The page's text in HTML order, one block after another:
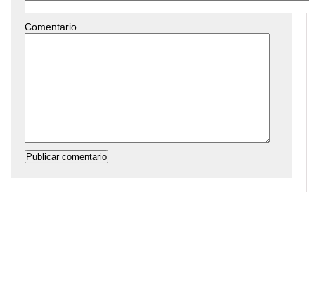
Comentario